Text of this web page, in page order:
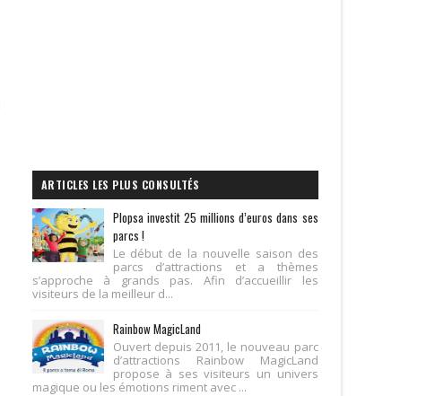
ARTICLES LES PLUS CONSULTÉS
Plopsa investit 25 millions d’euros dans ses
parcs !
Le début de la nouvelle saison des
parcs d’attractions et a thèmes
s’approche à grands pas. Afin d’accueillir les
visiteurs de la meilleur d...
Rainbow MagicLand
Ouvert depuis 2011, le nouveau parc
d’attractions Rainbow MagicLand
propose à ses visiteurs un univers
magique ou les émotions riment avec ...